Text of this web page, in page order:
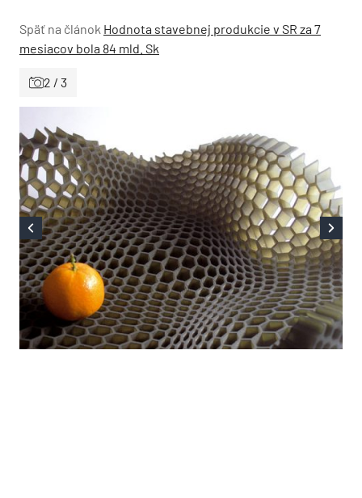
Späť na článok Hodnota stavebnej produkcie v SR za 7
mesiacov bola 84 mld. Sk
2 / 3